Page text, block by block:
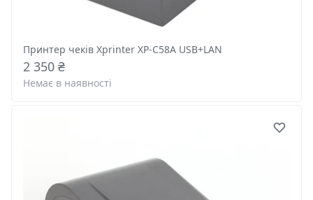
Принтер чеків Xprinter XP-C58A USB+LAN
2 350 ₴
Немає в наявності